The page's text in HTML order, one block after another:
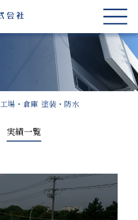
工場・倉庫 塗装・防水
実績一覧